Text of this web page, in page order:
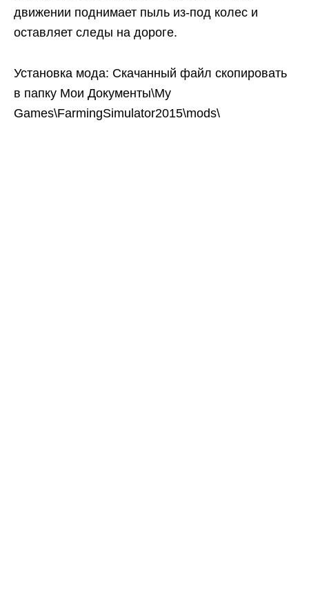
движении поднимает пыль из-под колес и
оставляет следы на дороге.
Установка мода: Скачанный файл скопировать
в папку Мои Документы\My
Games\FarmingSimulator2015\mods\